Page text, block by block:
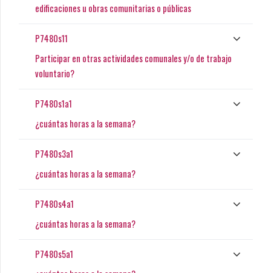
edificaciones u obras comunitarias o públicas
P7480s11
Participar en otras actividades comunales y/o de trabajo
voluntario?
P7480s1a1
¿cuántas horas a la semana?
P7480s3a1
¿cuántas horas a la semana?
P7480s4a1
¿cuántas horas a la semana?
P7480s5a1